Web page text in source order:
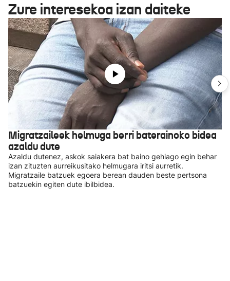
Zure interesekoa izan daiteke
Migratzaileek helmuga berri baterainoko bidea
azaldu dute
Azaldu dutenez, askok saiakera bat baino gehiago egin behar
izan zituzten aurreikusitako helmugara iritsi aurretik.
Migratzaile batzuek egoera berean dauden beste pertsona
batzuekin egiten dute ibilbidea.